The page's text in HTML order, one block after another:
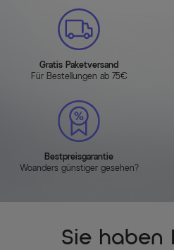
Gratis Paketversand
Für Bestellungen ab 75€
Bestpreisgarantie
Woanders günstiger gesehen?
Sie haben